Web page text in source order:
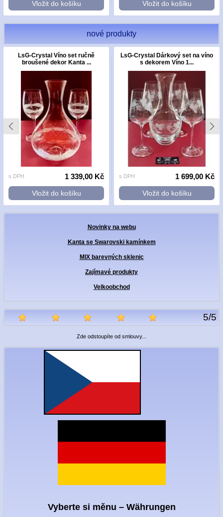
Novinky na webu
Kanta se Swarovski kamínkem
MIX barevných sklenic
Zajímavé produkty
Velkoobchod
5/5
Zde odstoupíte od smlouvy...
Vyberte si měnu – Währungen
Vložit do košíku Vložit do košíku
nové produkty
LsG-Crystal Víno set ručně
broušené dekor Kanta ...
s DPH 1 339,00 Kč
Vložit do košíku
LsG-Crystal Dárkový set na víno
s dekorem Víno 1...
s DPH 1 699,00 Kč
Vložit do košíku